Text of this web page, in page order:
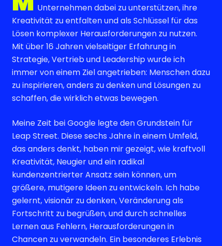
Unternehmen dabei zu unterstützen, ihre
Kreativität zu entfalten und als Schlüssel für das
Lösen komplexer Herausforderungen zu nutzen.
Mit über 16 Jahren vielseitiger Erfahrung in
Strategie, Vertrieb und Leadership wurde ich
immer von einem Ziel angetrieben: Menschen dazu
zu inspirieren, anders zu denken und Lösungen zu
schaffen, die wirklich etwas bewegen.
Meine Zeit bei Google legte den Grundstein für
Leap Street. Diese sechs Jahre in einem Umfeld,
das anders denkt, haben mir gezeigt, wie kraftvoll
Kreativität, Neugier und ein radikal
kundenzentrierter Ansatz sein können, um
größere, mutigere Ideen zu entwickeln. Ich habe
gelernt, visionär zu denken, Veränderung als
Fortschritt zu begrüßen, und durch schnelles
Lernen aus Fehlern, Herausforderungen in
Chancen zu verwandeln. Ein besonderes Erlebnis